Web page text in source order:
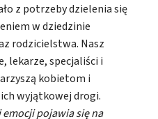
z potrzeby dzielenia się
w dziedzinie
rodzicielstwa. Nasz
lekarze, specjaliści i
kobietom i
wyjątkowej drogi.
pojawia się na